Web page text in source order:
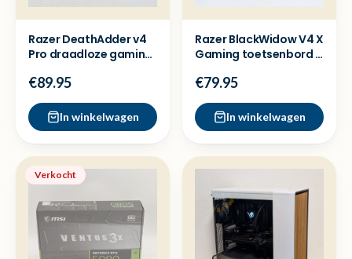
Razer DeathAdder v4
Pro draadloze gaming
€89.95
In winkelwagen
Razer BlackWidow V4 X
Gaming toetsenbord -
€79.95
In winkelwagen
Verkocht